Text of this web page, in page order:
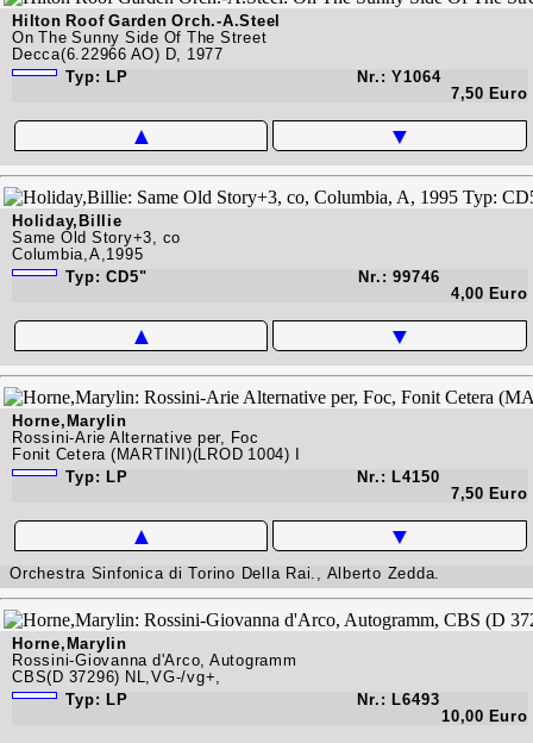
Hilton Roof Garden Orch.-A.Steel
On The Sunny Side Of The Street
Decca(6.22966 AO) D, 1977
Typ: LP
Nr.: Y1064
7,50 Euro
▲ ▼
Holiday,Billie
Same Old Story+3, co
Columbia,A,1995
Typ: CD5"
Nr.: 99746
4,00 Euro
▲ ▼
Horne,Marylin
Rossini-Arie Alternative per, Foc
Fonit Cetera (MARTINI)(LROD 1004) I
Typ: LP
Nr.: L4150
7,50 Euro
▲ ▼
Orchestra Sinfonica di Torino Della Rai., Alberto Zedda.
Horne,Marylin
Rossini-Giovanna d'Arco, Autogramm
CBS(D 37296) NL,VG-/vg+,
Typ: LP
Nr.: L6493
10,00 Euro